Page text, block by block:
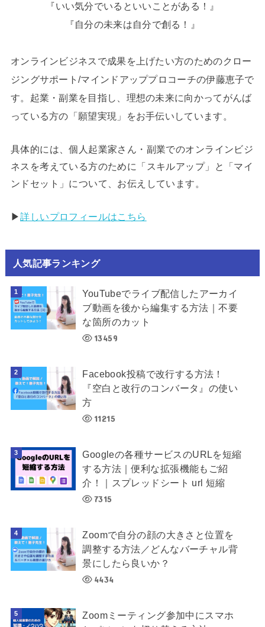
『いい気分でいるといいことがある！』
『自分の未来は自分で創る！』
オンラインビジネスで成果を上げたい方のためのクロー
ジングサポート/マインドアッププロコーチの伊藤恵子で
す。起業・副業を目指し、理想の未来に向かってがんば
っている方の「願望実現」をお手伝いしています。
具体的には、個人起業家さん・副業でのオンラインビジ
ネスを考えている方のために「スキルアップ」と「マイ
ンドセット」について、お伝えしています。
▶︎詳しいプロフィールはこちら
人気記事ランキング
YouTubeでライブ配信したアーカイ
ブ動画を後から編集する方法｜不要
な箇所のカット
13459
Facebook投稿で改行する方法！
『空白と改行のコンバータ』の使い
方
11215
Googleの各種サービスのURLを短縮
する方法｜便利な拡張機能もご紹
介！｜スプレッドシート url 短縮
7315
Zoomで自分の顔の大きさと位置を
調整する方法／どんなバーチャル背
景にしたら良いか？
4434
Zoomミーティング参加中にスマホ